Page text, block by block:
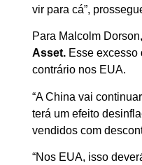
vir para cá”,
Para Malcolm
Asset. Esse excesso
contrário nos EUA.
“A China vai
terá um efeito
vendidos com
“Nos EUA, isso